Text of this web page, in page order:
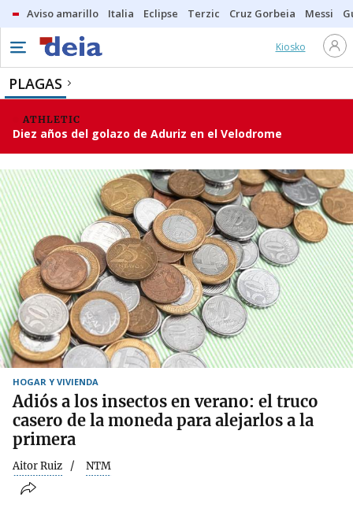
Aviso amarillo Italia Eclipse Terzic Cruz Gorbeia Messi
Kiosko
PLAGAS
ATHLETIC
Diez años del golazo de Aduriz en el Velodrome
HOGAR Y VIVIENDA
Adiós a los insectos en verano: el truco
casero de la moneda para alejarlos a la
primera
Aitor Ruiz NTM